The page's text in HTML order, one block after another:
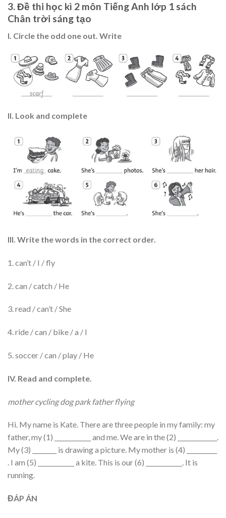
3. Đề thi học kì 2 môn Tiếng Anh lớp 1 sách
Chân trời sáng tạo
I. Circle the odd one out. Write
II. Look and complete
III. Write the words in the correct order.
1. can’t / I / fly
2. can / catch / He
3. read / can’t / She
4. ride / can / bike / a / I
5. soccer / can / play / He
IV. Read and complete.
mother cycling dog park father flying
Hi. My name is Kate. There are three people in my family: my
father, my (1) ____________ and me. We are in the (2) _____________.
My (3) ________ is drawing a picture. My mother is (4) __________
. I am (5) ____________ a kite. This is our (6) ____________. It is
running.
ĐÁP ÁN